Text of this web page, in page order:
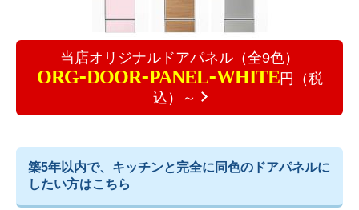
当店オリジナルドアパネル（全9色）
ORG-DOOR-PANEL-WHITE円（税
込）～
築5年以内で、キッチンと完全に同色のドアパネルに
したい方はこちら